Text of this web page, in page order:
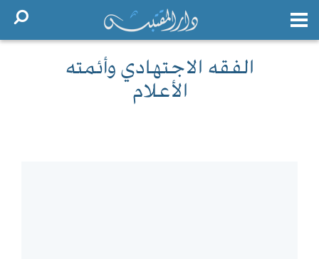
الفقه الاجتهادي وأئمته
الأعلام